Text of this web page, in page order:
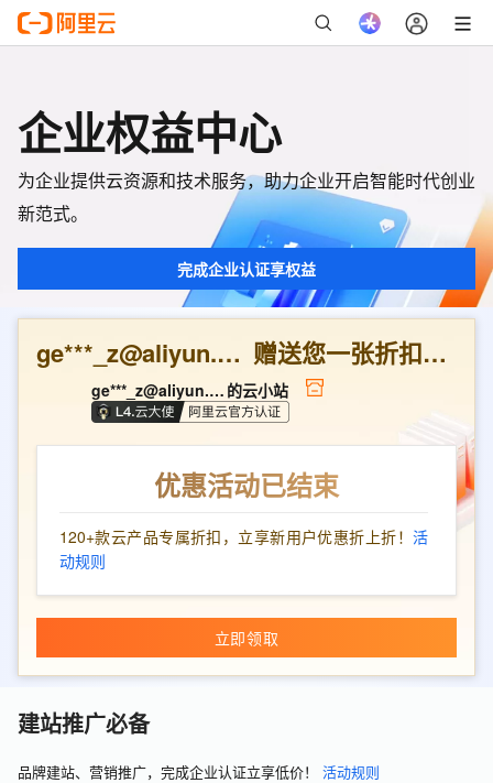
企业权益中心
为企业提供云资源和技术服务，助力企业开启智能时代创业
新范式。
完成企业认证享权益
ge***_z@aliyun.com 赠送您一张折扣优惠券
ge***_z@aliyun.com 的云小站
优惠活动已结束
120+款云产品专属折扣，立享新用户优惠折上折！ 活
动规则
立即领取
建站推广必备
品牌建站、营销推广，完成企业认证立享低价！ 活动规则